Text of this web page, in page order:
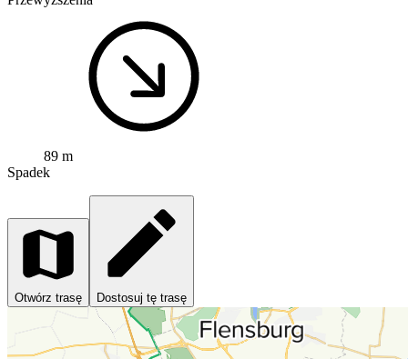
89 m
Spadek
Otwórz trasę Dostosuj tę trasę